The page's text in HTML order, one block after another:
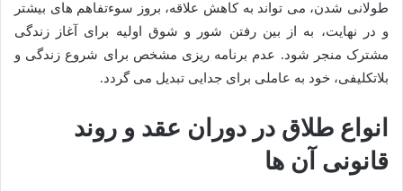
طولانی شدن، می تواند به کاهش علاقه، بروز سوءتفاهم های بیشتر
و در نهایت، به از بین رفتن شور و شوق اولیه برای آغاز زندگی
مشترک منجر شود. عدم برنامه ریزی مشخص برای شروع زندگی و
بلاتکلیفی، خود به عاملی برای جدایی تبدیل می گردد.
انواع طلاق در دوران عقد و روند
قانونی آن ها